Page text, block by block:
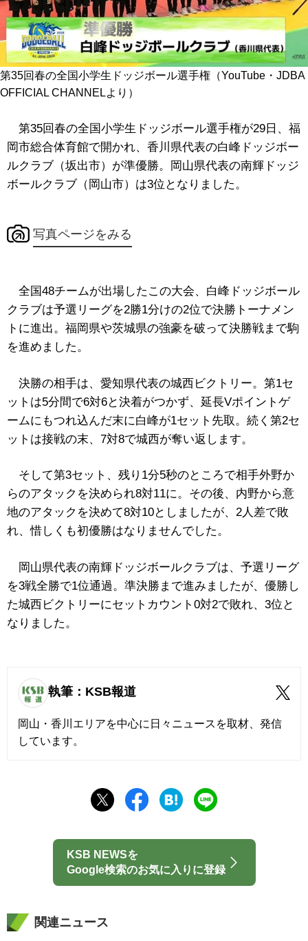
第35回春の全国小学生ドッジボール選手権（YouTube・JDBA
OFFICIAL CHANNELより）
第35回春の全国小学生ドッジボール選手権が29日、 福
岡市総合体育館で開かれ、香川県代表の白峰ドッジボー
ルクラブ（坂出市）が準優勝。岡山県代表の南輝ドッジ
ボールクラブ（岡山市）は3位となりました。
写真ページをみる
全国48チームが出場したこの大会、白峰ドッジボール
クラブは予選リーグを2勝1分けの2位で決勝トーナメン
トに進出。福岡県や茨城県の強豪を破って決勝戦まで駒
を進めました。
決勝の相手は、愛知県代表の城西ビクトリー。第1セ
ットは5分間で6対6と決着がつかず、延長Vポイントゲ
ームにもつれ込んだ末に白峰が1セット先取。続く第2セ
ットは接戦の末、7対8で城西が奪い返します。
そして第3セット、残り1分5秒のところで相手外野か
らのアタックを決められ8対11に。その後、内野から意
地のアタックを決めて8対10としましたが、2人差で敗
れ、惜しくも初優勝はなりませんでした。
岡山県代表の南輝ドッジボールクラブは、予選リーグ
を3戦全勝で1位通過。準決勝まで進みましたが、優勝し
た城西ビクトリーにセットカウント0対2で敗れ、3位と
なりました。
執筆：KSB報道
岡山・香川エリアを中心に日々ニュースを取材、発信
しています。
KSB NEWSを
Google検索のお気に入りに登録
関連ニュース